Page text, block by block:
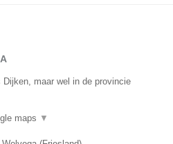
maar wel in de provincie
maps ▼